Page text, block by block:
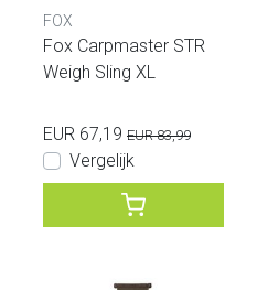
FOX
Fox Carpmaster STR
Weigh Sling XL
EUR 67,19 EUR 83,99
Vergelijk